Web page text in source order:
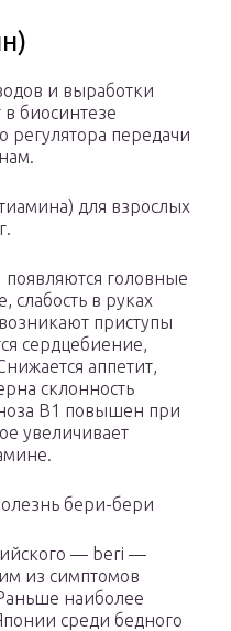
и выработки
в биосинтезе
передачи
для взрослых
головные
слабость в руках
приступы
сердцебиение,
аппетит,
склонность
В1 повышен при
увеличивает
бери-бери
— beri —
из симптомов
наиболее
среди бедного